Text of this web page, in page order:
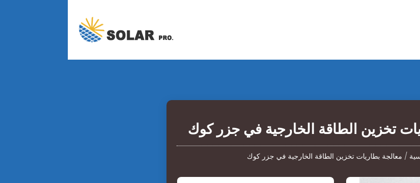
تخزين الطاقة الخارجية في جزر كوك
/ معالجة بطاريات تخزين الطاقة الخارجية في جزر كوك